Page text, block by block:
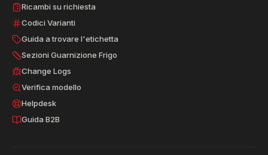
Ricambi su richiesta
Codici Varianti
Guida a trovare l'etichetta
Sezioni Guarnizione Frigo
Change Logs
Verifica modello
Helpdesk
Guida B2B